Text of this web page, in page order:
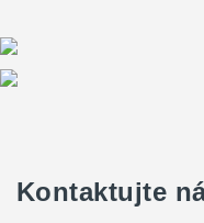
Kontaktujte